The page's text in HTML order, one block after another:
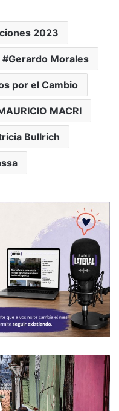
2023
Gerardo Morales
por el Cambio
MACRI
Bullrich